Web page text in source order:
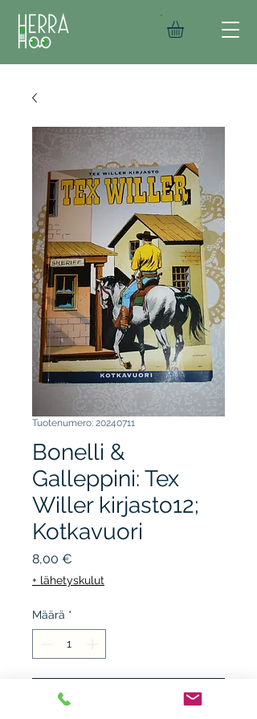
Tuotenumero: 20240711
Bonelli &
Galleppini: Tex
Willer kirjasto12;
Kotkavuori
8,00 €
+ lähetyskulut
Määrä *
Lisää ostoskärryyn